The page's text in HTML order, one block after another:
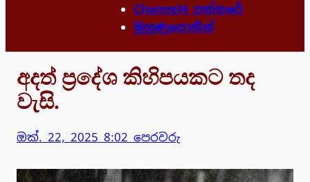
Channel4 පත්තරේ
මුහුණුපොතින්
අදත් ප්‍රදේශ කිහිපයකට තද
වැසි.
ඔක්. 22, 2025 8:02 පෙරවරු